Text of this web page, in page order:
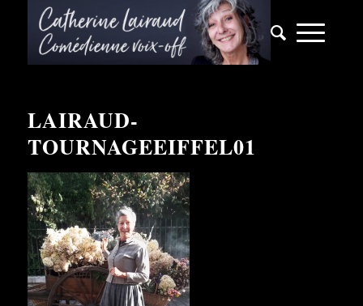
LAIRAUD-
TOURNAGEEIFFEL01